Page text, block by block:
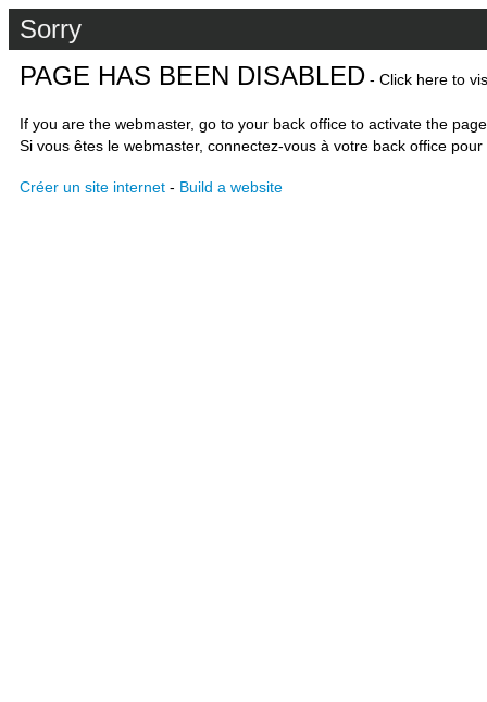
Sorry
PAGE HAS BEEN DISABLED - Click here to
If you are the webmaster, go to your back office to activate the
Si vous êtes le webmaster, connectez-vous à votre back office
Créer un site internet - Build a website